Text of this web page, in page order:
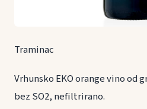
Traminac
Vrhunsko EKO orange vino od
bez SO2, nefiltrirano.